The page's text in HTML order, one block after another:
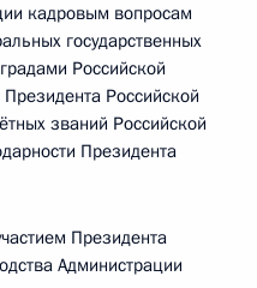
кадровым вопросам
государственных
Российской
Российской
званий Российской
Президента
Президента
Администрации